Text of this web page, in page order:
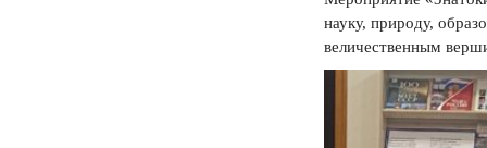
науку, природу,
величественным